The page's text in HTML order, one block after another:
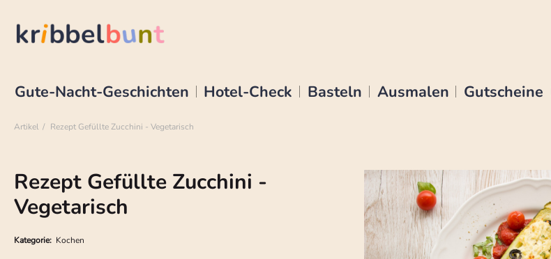
Gute-Nacht-Geschichten Hotel-Check Basteln Ausmalen Gutscheine
Artikel Rezept Gefüllte Zucchini - Vegetarisch
Rezept Gefüllte Zucchini -
Vegetarisch
Kategorie: Kochen